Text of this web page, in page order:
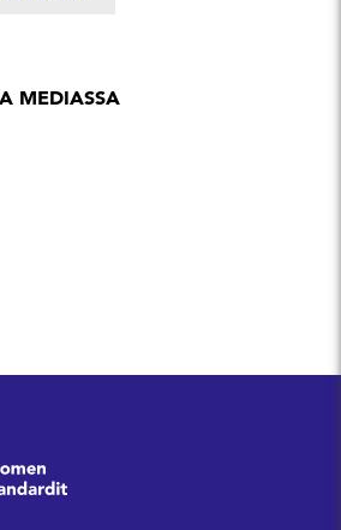
MEDIASSA
Whatsappissa